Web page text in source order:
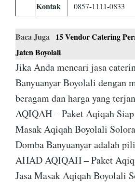
Kontak 0857-1111-0833
Baca Juga 15 Vendor Catering
Jaten Boyolali
Jika Anda mencari jasa
Banyuanyar Boyolali dengan
beragam dan harga yang
AQIQAH – Paket Aqiqah
Masak Aqiqah Boyolali
Domba Banyuanyar adalah
AHAD AQIQAH – Paket
Jasa Masak Aqiqah Boyolali